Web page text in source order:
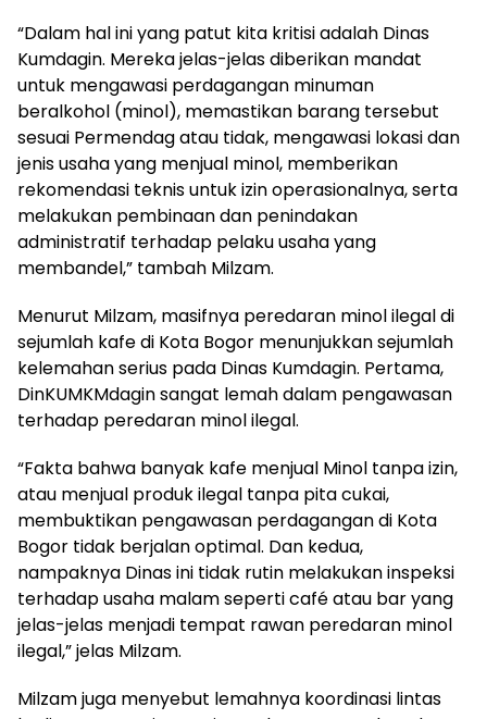
“Dalam hal ini yang patut kita kritisi adalah Dinas
Kumdagin. Mereka jelas-jelas diberikan mandat
untuk mengawasi perdagangan minuman
beralkohol (minol), memastikan barang tersebut
sesuai Permendag atau tidak, mengawasi lokasi dan
jenis usaha yang menjual minol, memberikan
rekomendasi teknis untuk izin operasionalnya, serta
melakukan pembinaan dan penindakan
administratif terhadap pelaku usaha yang
membandel,” tambah Milzam.
Menurut Milzam, masifnya peredaran minol ilegal di
sejumlah kafe di Kota Bogor menunjukkan sejumlah
kelemahan serius pada Dinas Kumdagin. Pertama,
DinKUMKMdagin sangat lemah dalam pengawasan
terhadap peredaran minol ilegal.
“Fakta bahwa banyak kafe menjual Minol tanpa izin,
atau menjual produk ilegal tanpa pita cukai,
membuktikan pengawasan perdagangan di Kota
Bogor tidak berjalan optimal. Dan kedua,
nampaknya Dinas ini tidak rutin melakukan inspeksi
terhadap usaha malam seperti café atau bar yang
jelas-jelas menjadi tempat rawan peredaran minol
ilegal,” jelas Milzam.
Milzam juga menyebut lemahnya koordinasi lintas